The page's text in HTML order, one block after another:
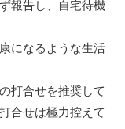
報告し、自宅待機
になるような生活
打合せを推奨して
合せは極力控えて